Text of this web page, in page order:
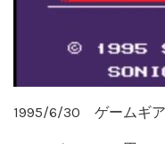
1995/6/30 ゲームギア